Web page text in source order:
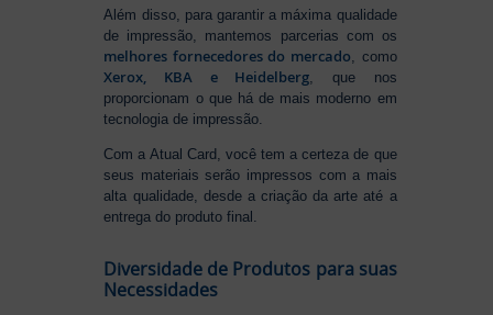
Além disso, para garantir a máxima qualidade
de impressão, mantemos parcerias com os
melhores fornecedores do mercado , como
Xerox, KBA e Heidelberg , que nos
proporcionam o que há de mais moderno em
tecnologia de impressão.
Com a Atual Card, você tem a certeza de que
seus materiais serão impressos com a mais
alta qualidade, desde a criação da arte até a
entrega do produto final.
Diversidade de Produtos para suas
Necessidades